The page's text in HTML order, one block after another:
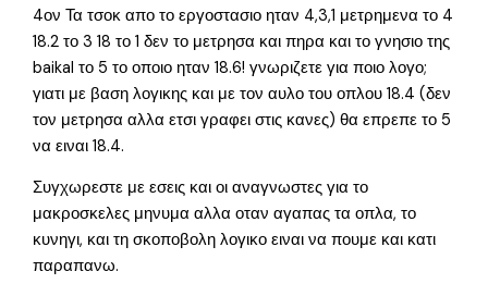
4ον Τα τσοκ απο το εργοστασιο ηταν 4,3,1 μετρημενα το 4
18.2 το 3 18 το 1 δεν το μετρησα και πηρα και το γνησιο της
baikal το 5 το οποιο ηταν 18.6! γνωριζετε για ποιο λογο;
γιατι με βαση λογικης και με τον αυλο του οπλου 18.4 (δεν
τον μετρησα αλλα ετσι γραφει στις κανες) θα επρεπε το 5
να ειναι 18.4.
Συγχωρεστε με εσεις και οι αναγνωστες για το
μακροσκελες μηνυμα αλλα οταν αγαπας τα οπλα, το
κυνηγι, και τη σκοποβολη λογικο ειναι να πουμε και κατι
παραπανω.